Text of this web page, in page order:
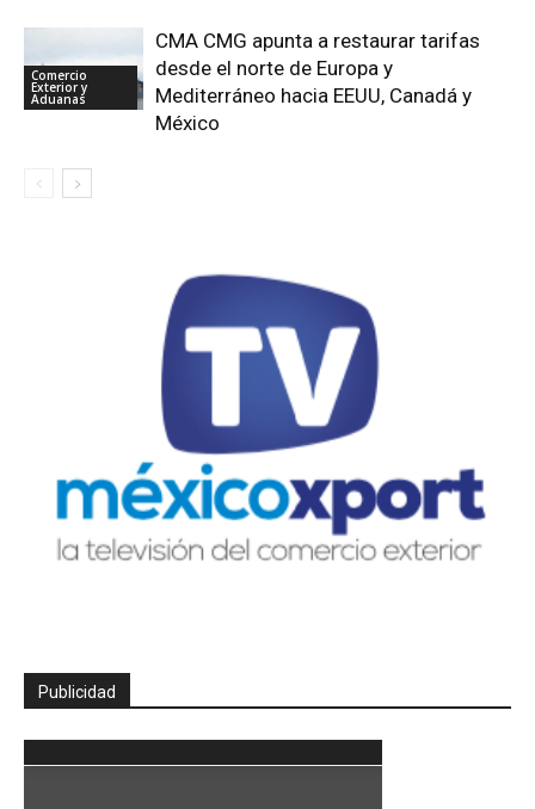
Comercio
Exterior y
Aduanas
CMA CMG apunta a restaurar tarifas
desde el norte de Europa y
Mediterráneo hacia EEUU, Canadá y
México
Publicidad